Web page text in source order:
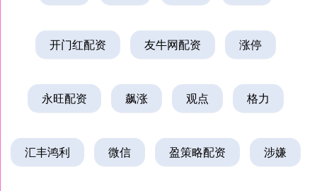
开门红配资 友牛网配资 涨停
永旺配资 飙涨 观点 格力
汇丰鸿利 微信 盈策略配资 涉嫌